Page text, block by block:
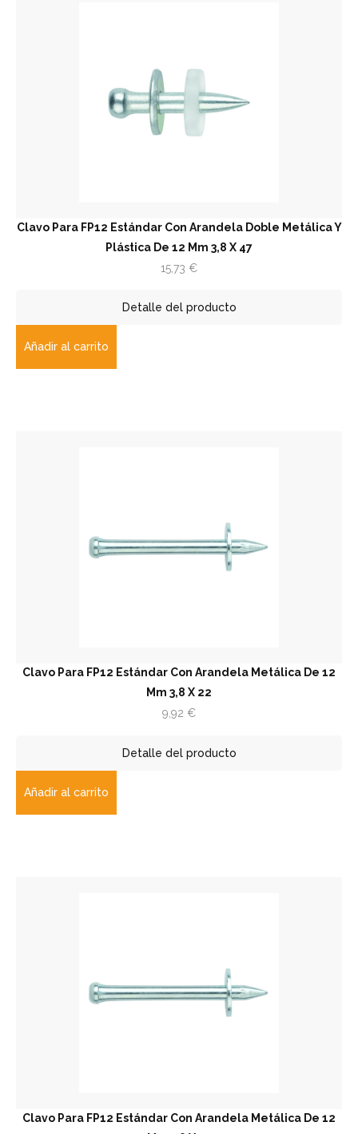
Clavo Para FP12 Estándar Con Arandela Doble Metálica Y
Plástica De 12 Mm 3,8 X 47
15,73 €
Detalle del producto
Añadir al carrito
Clavo Para FP12 Estándar Con Arandela Metálica De 12
Mm 3,8 X 22
9,92 €
Detalle del producto
Añadir al carrito
Clavo Para FP12 Estándar Con Arandela Metálica De 12